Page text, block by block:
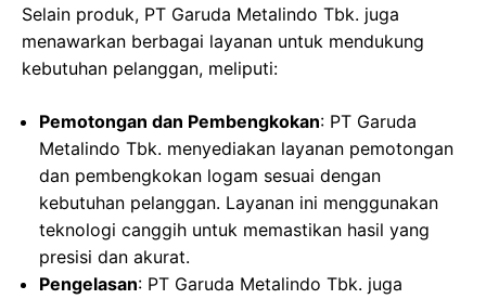
Selain produk, PT Garuda Metalindo Tbk. juga
menawarkan berbagai layanan untuk mendukung
kebutuhan pelanggan, meliputi:
Pemotongan dan Pembengkokan: PT Garuda
Metalindo Tbk. menyediakan layanan pemotongan
dan pembengkokan logam sesuai dengan
kebutuhan pelanggan. Layanan ini menggunakan
teknologi canggih untuk memastikan hasil yang
presisi dan akurat.
Pengelasan: PT Garuda Metalindo Tbk. juga